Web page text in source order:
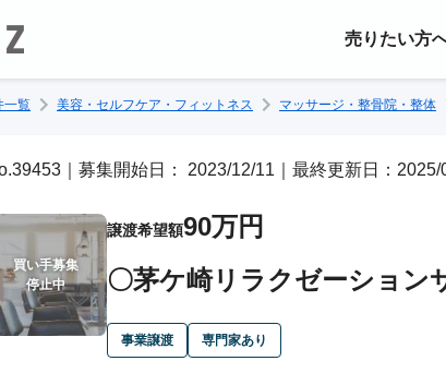
売りたい方
一覧 美容・セルフケア・フィットネス マッサージ・整骨院・整体
｜募集開始日： 2023/12/11｜最終更新日：
買い手募集
停止中
譲渡希望額90万円
〇茅ケ崎リラクゼーショ
事業譲渡 専門家あり